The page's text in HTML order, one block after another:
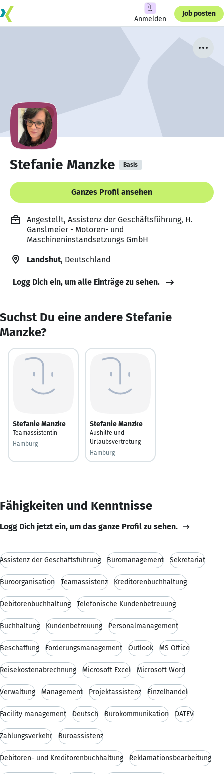
Anmelden
Job posten
Stefanie Manzke Basis
Ganzes Profil ansehen
Angestellt, Assistenz der Geschäftsführung, H.
Ganslmeier - Motoren- und
Maschineninstandsetzungs GmbH
Landshut, Deutschland
Logg Dich ein, um alle Einträge zu sehen.
Suchst Du eine andere Stefanie
Manzke?
Stefanie Manzke
Teamassistentin
Hamburg
Stefanie Manzke
Aushilfe und
Urlaubsvertretung
Hamburg
Fähigkeiten und Kenntnisse
Logg Dich jetzt ein, um das ganze Profil zu sehen.
Assistenz der Geschäftsführung Büromanagement Sekretariat
Büroorganisation Teamassistenz Kreditorenbuchhaltung
Debitorenbuchhaltung Telefonische Kundenbetreuung
Buchhaltung Kundenbetreuung Personalmanagement
Beschaffung Forderungsmanagement Outlook MS Office
Reisekostenabrechnung Microsoft Excel Microsoft Word
Verwaltung Management Projektassistenz Einzelhandel
Facility management Deutsch Bürokommunikation DATEV
Zahlungsverkehr Büroassistenz
Debitoren- und Kreditorenbuchhaltung Reklamationsbearbeitung